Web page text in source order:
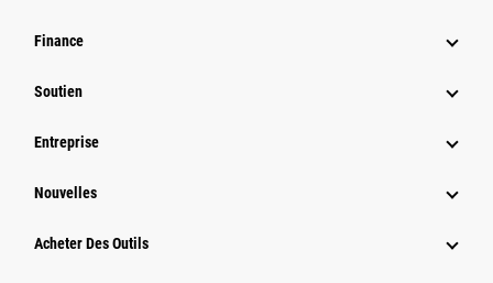
Finance
Soutien
Entreprise
Nouvelles
Acheter Des Outils